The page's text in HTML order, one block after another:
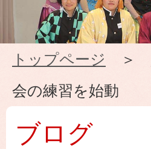
トップページ ＞
会の練習を始動
ブログ